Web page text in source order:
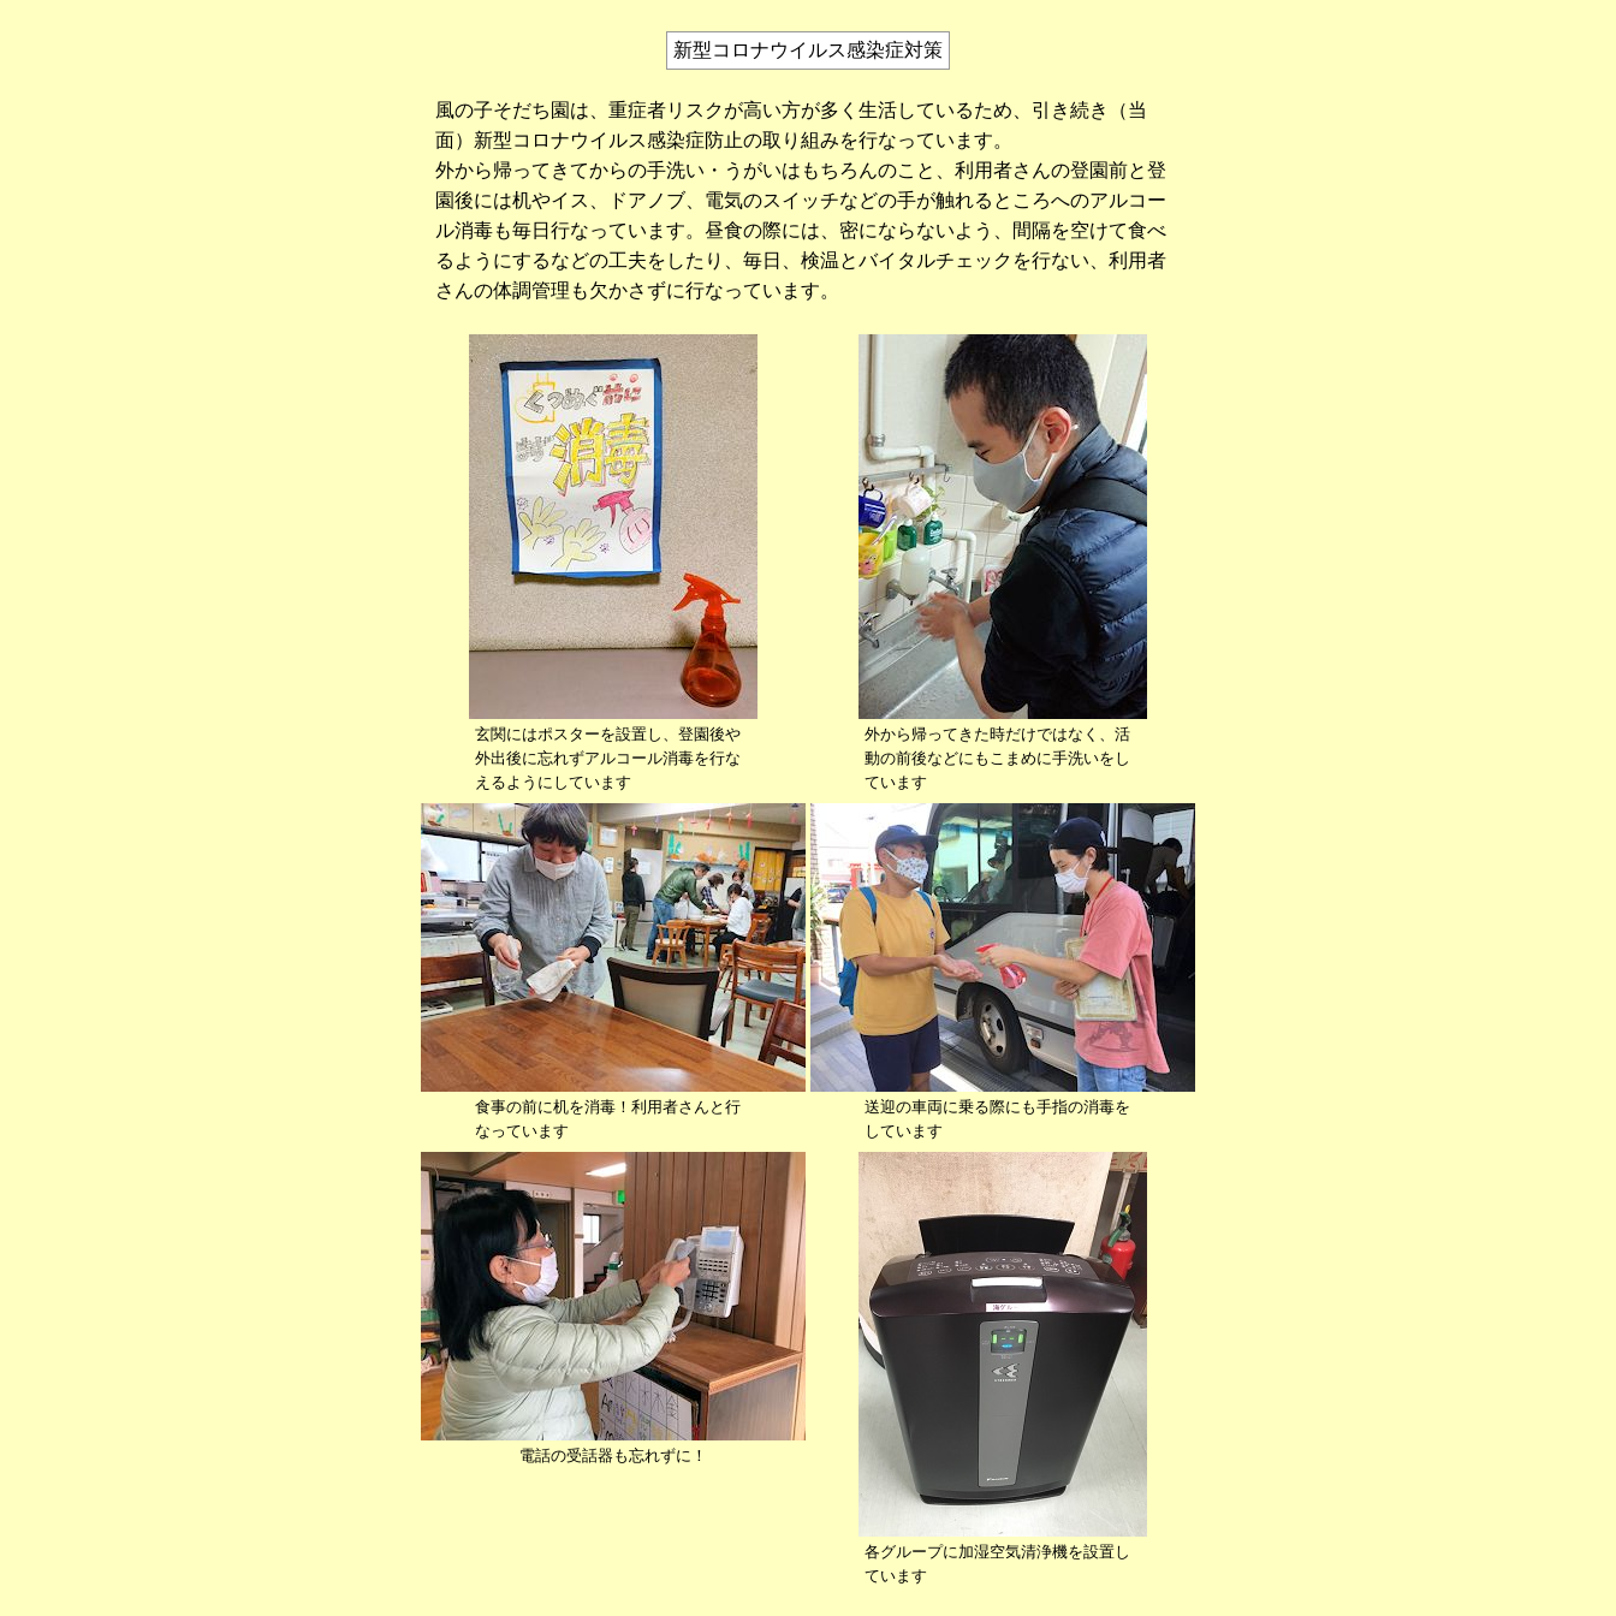
新型コロナウイルス感染症対策
風の子そだち園は、重症者リスクが高い方が多く生活しているため、引き続き（当
面）新型コロナウイルス感染症防止の取り組みを行なっています。
外から帰ってきてからの手洗い・うがいはもちろんのこと、利用者さんの登園前と登
園後には机やイス、ドアノブ、電気のスイッチなどの手が触れるところへのアルコー
ル消毒も毎日行なっています。昼食の際には、密にならないよう、間隔を空けて食べ
るようにするなどの工夫をしたり、毎日、検温とバイタルチェックを行ない、利用者
さんの体調管理も欠かさずに行なっています。
玄関にはポスターを設置し、登園後や
外出後に忘れずアルコール消毒を行な
えるようにしています
外から帰ってきた時だけではなく、活
動の前後などにもこまめに手洗いをし
ています
食事の前に机を消毒！利用者さんと行
なっています
送迎の車両に乗る際にも手指の消毒を
しています
電話の受話器も忘れずに！
各グループに加湿空気清浄機を設置し
ています